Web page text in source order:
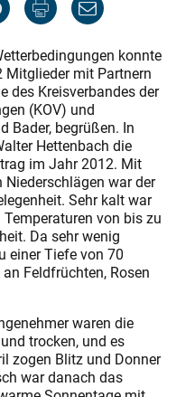
konnte
Mitglieder mit Partnern
des Kreisverbandes der
(KOV) und
Bader, begrüßen. In
Hettenbach die
im Jahr 2012. Mit
war der
Sehr kalt war
von bis zu
Da sehr wenig
einer Tiefe von 70
Feldfrüchten, Rosen
waren die
trocken, und es
zogen Blitz und Donner
war danach das